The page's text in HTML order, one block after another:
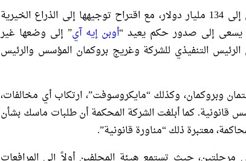
يطالب الملياردير الأمريكي بتعويضات تصل إلى 134 مليار دولار، مع اقتراح توجيهها إلى الذراع الخيرية
يسعى إلى صدور حكم يعيد “أوبن إيه آي” إلى وضعها غير
التنفيذي للشركة وغريج بروكمان المؤسس والرئيس
وبروكمان، وكذلك “مايكروسوفت”، ارتكاب أي مخالفات،
قانونية. كما أبلغت الشركة المحكمة أن طلبات ماسك بشأن
معتبرة ذلك “مناورة قانونية”.